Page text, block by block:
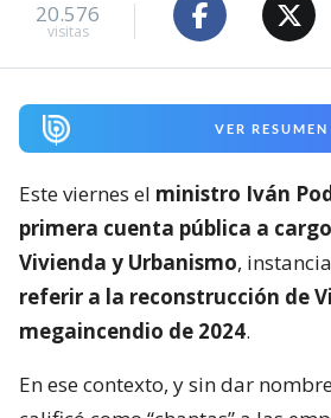
Sábado 08 Agosto, 2026 | 00:00
20.576
visitas
VER RESUMEN
primera cuenta pública a